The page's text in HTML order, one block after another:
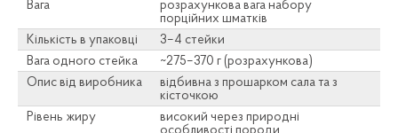
Вага
розрахункова вага набору
порційних шматків
Кількість в упаковці
3–4 стейки
Вага одного стейка
~275–370 г (розрахункова)
Опис від виробника
відбивна з прошарком сала та з
кісточкою
Рівень жиру
високий через природні